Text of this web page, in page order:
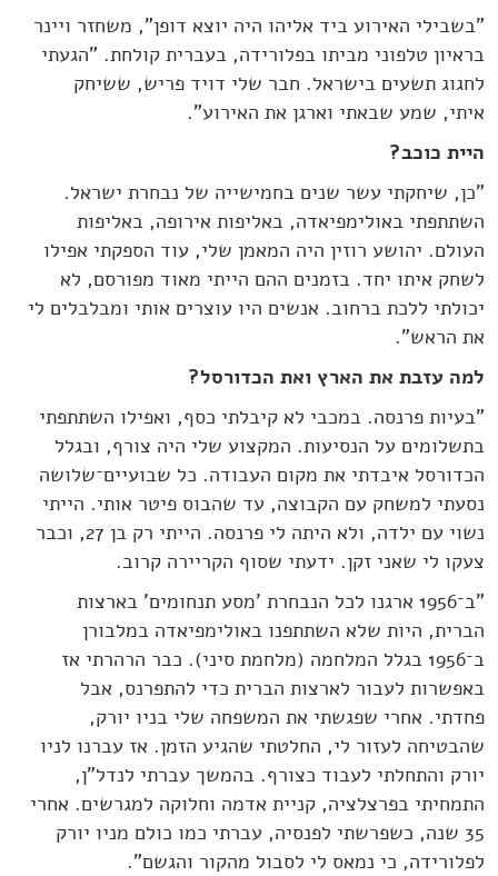
"בשבילי האירוע ביד אליהו היה יוצא דופן", משחזר ויינר
בראיון טלפוני מביתו בפלורידה, בעברית קולחת. "הגעתי
לחגוג תשעים בישראל. חבר שלי דויד פריש, ששיחק
איתי, שמע שבאתי וארגן את האירוע".
היית כוכב?
"כן, שיחקתי עשר שנים בחמישייה של נבחרת ישראל.
השתתפתי באולימפיאדה, באליפות אירופה, באליפות
העולם. יהושע רוזין היה המאמן שלי, עוד הספקתי אפילו
לשחק איתו יחד. בזמנים ההם הייתי מאוד מפורסם, לא
יכולתי ללכת ברחוב. אנשים היו עוצרים אותי ומבלבלים לי
את הראש".
למה עזבת את הארץ ואת הכדורסל?
"בעיות פרנסה. במכבי לא קיבלתי כסף, ואפילו השתתפתי
בתשלומים על הנסיעות. המקצוע שלי היה צורף, ובגלל
הכדורסל איבדתי את מקום העבודה. כל שבועיים־שלושה
נסעתי למשחק עם הקבוצה, עד שהבוס פיטר אותי. הייתי
נשוי עם ילדה, ולא היתה לי פרנסה. הייתי רק בן 27, וכבר
צעקו לי שאני זקן. ידעתי שסוף הקריירה קרוב.
"ב־1956 ארגנו לכל הנבחרת 'מסע תנחומים' בארצות
הברית, היות שלא השתתפנו באולימפיאדה במלבורן
ב־1956 בגלל המלחמה (מלחמת סיני). כבר הרהרתי אז
באפשרות לעבור לארצות הברית כדי להתפרנס, אבל
פחדתי. אחרי שפגשתי את המשפחה שלי בניו יורק,
שהבטיחה לעזור לי, החלטתי שהגיע הזמן. אז עברנו לניו
יורק והתחלתי לעבוד כצורף. בהמשך עברתי לנדל"ן,
התמחיתי בפרצלציה, קניית אדמה וחלוקה למגרשים. אחרי
35 שנה, כשפרשתי לפנסיה, עברתי כמו כולם מניו יורק
לפלורידה, כי נמאס לי לסבול מהקור והגשם".